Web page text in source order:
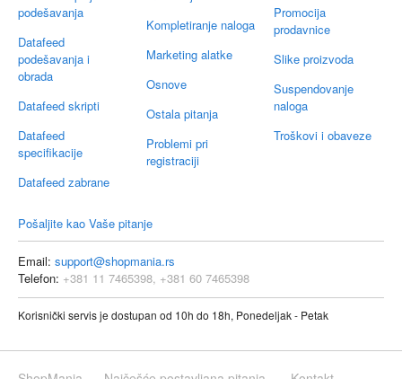
podešavanja
Datafeed
podešavanja i
obrada
Datafeed skripti
Datafeed
specifikacije
Datafeed zabrane
Kompletiranje naloga
Marketing alatke
Osnove
Ostala pitanja
Problemi pri
registraciji
Promocija
prodavnice
Slike proizvoda
Suspendovanje
naloga
Troškovi i obaveze
Pošaljite kao Vaše pitanje
Email: support@shopmania.rs
Telefon: +381 11 7465398, +381 60 7465398
Korisnički servis je dostupan od 10h do 18h, Ponedeljak - Petak